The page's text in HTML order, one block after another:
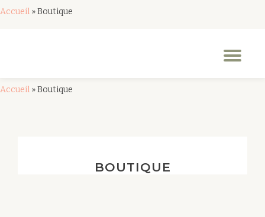
Accueil »Boutique
Accueil »Boutique
BOUTIQUE